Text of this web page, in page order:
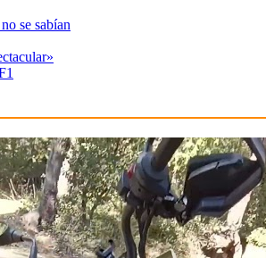
se sabían